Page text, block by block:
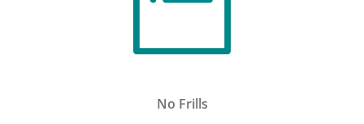
No Frills